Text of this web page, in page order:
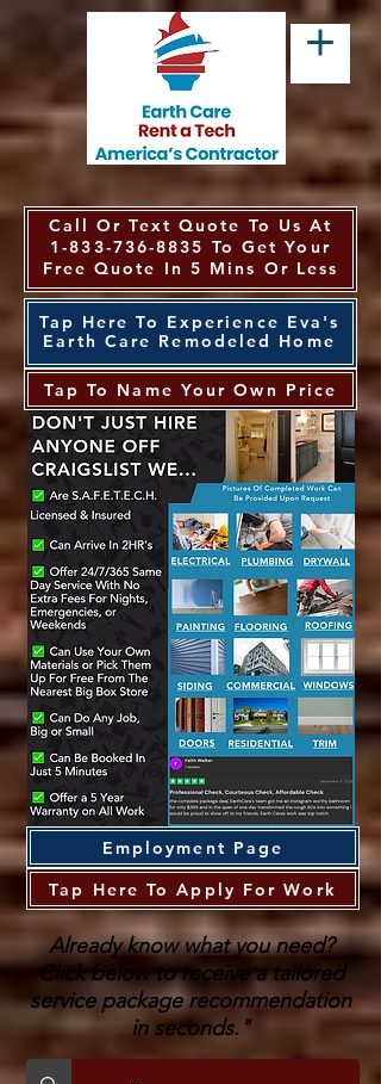
Call Or Text Quote To Us At
1-833-736-8835 To Get Your
Free Quote In 5 Mins Or Less
Tap Here To Experience Eva's
Earth Care Remodeled Home
Tap To Name Your Own Price
Employment Page
Tap Here To Apply For Work
Already know what you need?
Click below to receive a tailored
service package recommendation
in seconds."